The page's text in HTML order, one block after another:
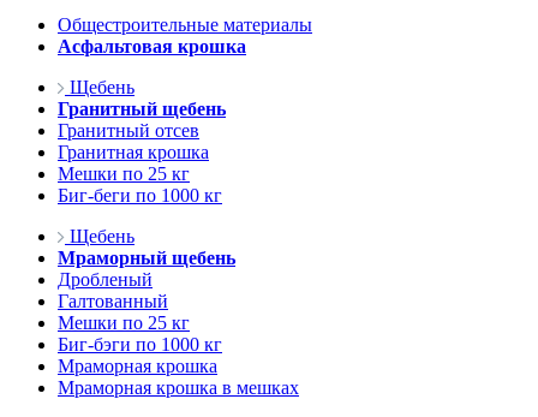
Общестроительные материалы
Асфальтовая крошка
Щебень
Гранитный щебень
Гранитный отсев
Гранитная крошка
Мешки по 25 кг
Биг-беги по 1000 кг
Щебень
Мраморный щебень
Дробленый
Галтованный
Мешки по 25 кг
Биг-бэги по 1000 кг
Мраморная крошка
Мраморная крошка в мешках